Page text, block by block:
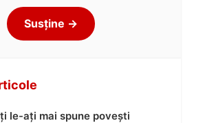
Susține →
le-ați mai spune povești